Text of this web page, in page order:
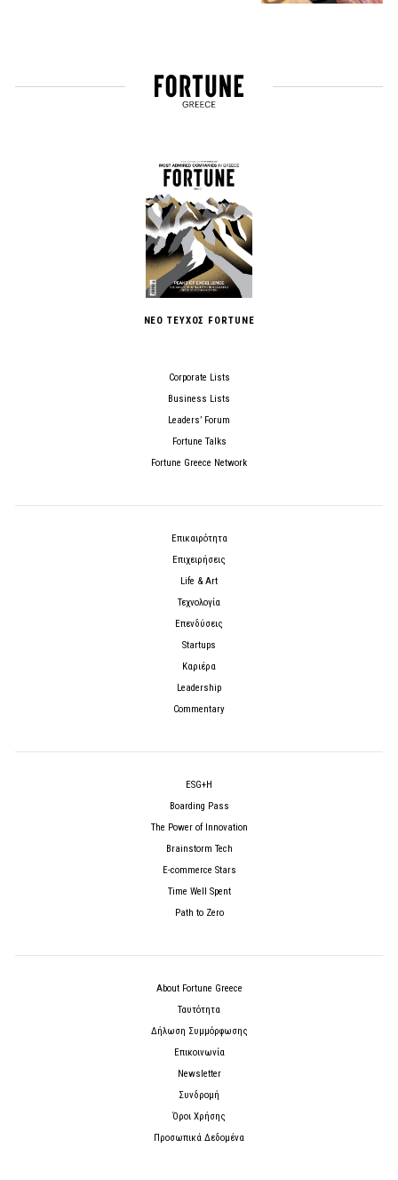
ΝΕΟ ΤΕΥΧΟΣ FORTUNE
Corporate Lists
Business Lists
Leaders’ Forum
Fortune Talks
Fortune Greece Network
Επικαιρότητα
Επιχειρήσεις
Life & Art
Τεχνολογία
Επενδύσεις
Startups
Καριέρα
Leadership
Commentary
ESG+H
Boarding Pass
The Power of Innovation
Brainstorm Tech
E-commerce Stars
Time Well Spent
Path to Zero
About Fortune Greece
Ταυτότητα
Δήλωση Συμμόρφωσης
Επικοινωνία
Newsletter
Συνδρομή
Όροι Χρήσης
Προσωπικά Δεδομένα